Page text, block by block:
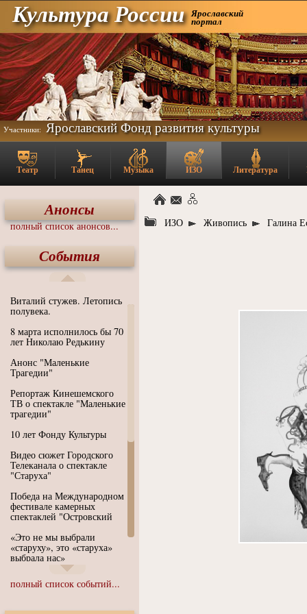
Культура России Ярославский
портал
Участники: Ярославский Фонд развития культуры
Театр Танец Музыка ИЗО Литература
Анонсы
полный список анонсов...
События
Виталий стужев. Летопись
полувека.
8 марта исполнилось бы 70
лет Николаю Редькину
Анонс "Маленькие
Трагедии"
Репортаж Кинешемского
ТВ о спектакле "Маленькие
трагедии"
10 лет Фонду Культуры
Видео сюжет Городского
Телеканала о спектакле
"Старуха"
Победа на Международном
фестивале камерных
спектаклей "Островский
«Это не мы выбрали
«старуху», это «старуха»
выбрала нас»
Иммерсивный спектакль
"Язык чистого полета
полный список событий...
ИЗО Живопись Галина